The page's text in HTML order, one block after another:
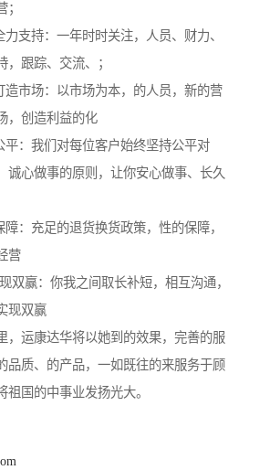
支持：一年时时关注，人员、财力、
，跟踪、交流、；
造市场：以市场为本，的人员，新的营
，创造利益的化
平：我们对每位客户始终坚持公平对
诚心做事的原则，让你安心做事、长久
：充足的退货换货政策，性的保障，
营
双赢：你我之间取长补短，相互沟通，
现双赢
，运康达华将以她到的效果，完善的服
品质、的产品，一如既往的来服务于顾
祖国的中事业发扬光大。